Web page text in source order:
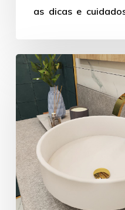
as dicas e
Tipos
de
cubas
perfeitas
para
o
seu
banheiro